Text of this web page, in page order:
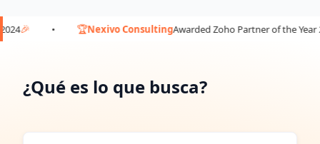
🏆 Nexivo ConsultingAwarded Zoho Partner of the Year 2024🎉 •
¿Qué es lo que busca?